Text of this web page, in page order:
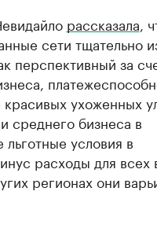
рассказала ,
сети тщательно
перспективный за
ухоженных
среднего бизнеса в
условия в
расходы для всех
регионах они